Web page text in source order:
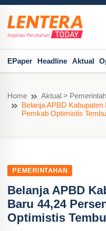
EPaper Headline Aktual
Home
Aktual >
Belanja APBD
Pemkab Optimistis
PEMERINTAHAN
Belanja APBD
Baru 44,24
Optimistis